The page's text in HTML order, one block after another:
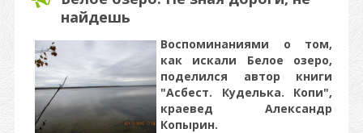
найдешь
Воспоминаниями о том,
как искали Белое озеро,
поделился автор книги
"Асбест. Куделька. Копи",
краевед Александр
Копырин.